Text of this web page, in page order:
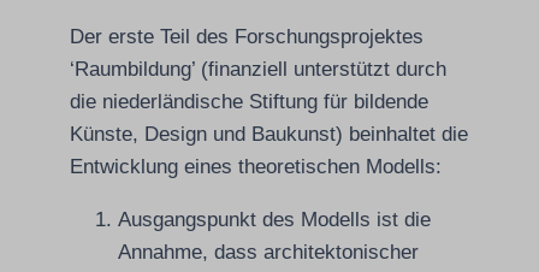
Der erste Teil des Forschungsprojektes
‘Raumbildung’ (finanziell unterstützt durch
die niederländische Stiftung für bildende
Künste, Design und Baukunst) beinhaltet die
Entwicklung eines theoretischen Modells:
Ausgangspunkt des Modells ist die
Annahme, dass architektonischer